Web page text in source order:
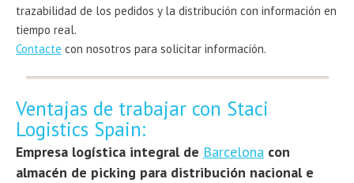
trazabilidad de los pedidos y la distribución con información en
tiempo real.
Contacte con nosotros para solicitar información.
Ventajas de trabajar con Staci
Logistics Spain:
Empresa logística integral de Barcelona con
almacén de picking para distribución nacional e